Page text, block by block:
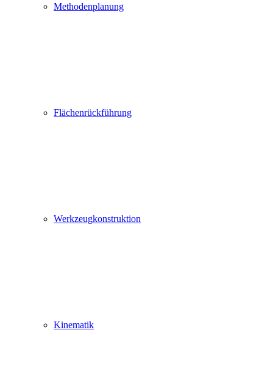
Methodenplanung
Flächenrückführung
Werkzeugkonstruktion
Kinematik